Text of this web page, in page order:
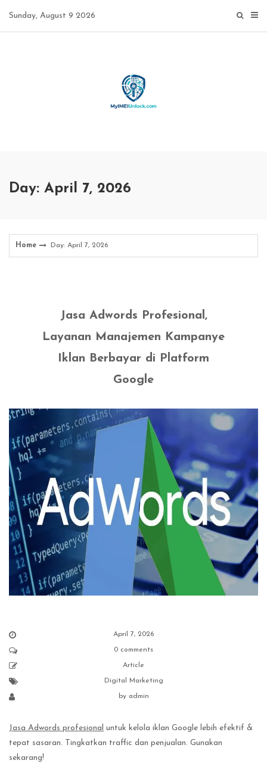
Sunday, August 9 2026
Day: April 7, 2026
Home Day: April 7, 2026
Jasa Adwords Profesional,
Layanan Manajemen Kampanye
Iklan Berbayar di Platform
Google
April 7, 2026
0 comments
Article
Digital Marketing
by admin
Jasa Adwords profesional untuk kelola iklan Google lebih efektif &
tepat sasaran. Tingkatkan traffic dan penjualan. Gunakan
sekarang!